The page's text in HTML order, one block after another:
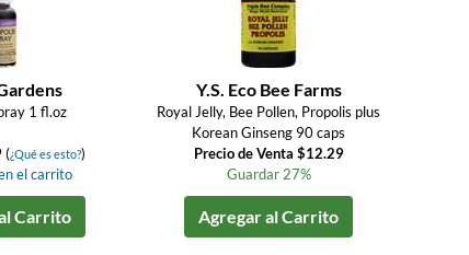
1 fl.oz
(¿Qué es esto?)
el carrito
Carrito
Y.S. Eco Bee Farms
Royal Jelly, Bee Pollen, Propolis plus
Korean Ginseng 90 caps
Precio de Venta $12.29
Guardar 27%
Agregar al Carrito